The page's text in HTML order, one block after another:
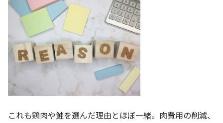
これも鶏肉や鮭を選んだ理由とほぼ一緒。肉費用の削減、